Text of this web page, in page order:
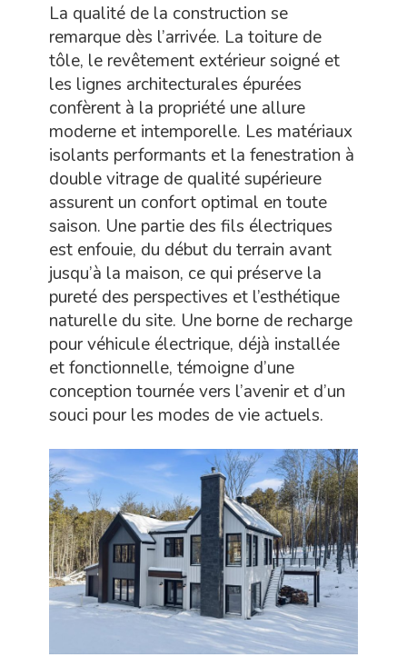
La qualité de la construction se
remarque dès l’arrivée. La toiture de
tôle, le revêtement extérieur soigné et
les lignes architecturales épurées
confèrent à la propriété une allure
moderne et intemporelle. Les matériaux
isolants performants et la fenestration à
double vitrage de qualité supérieure
assurent un confort optimal en toute
saison. Une partie des fils électriques
est enfouie, du début du terrain avant
jusqu’à la maison, ce qui préserve la
pureté des perspectives et l’esthétique
naturelle du site. Une borne de recharge
pour véhicule électrique, déjà installée
et fonctionnelle, témoigne d’une
conception tournée vers l’avenir et d’un
souci pour les modes de vie actuels.